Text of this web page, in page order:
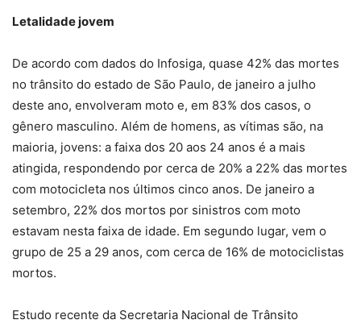
Letalidade jovem
De acordo com dados do Infosiga, quase 42% das mortes
no trânsito do estado de São Paulo, de janeiro a julho
deste ano, envolveram moto e, em 83% dos casos, o
gênero masculino. Além de homens, as vítimas são, na
maioria, jovens: a faixa dos 20 aos 24 anos é a mais
atingida, respondendo por cerca de 20% a 22% das mortes
com motocicleta nos últimos cinco anos. De janeiro a
setembro, 22% dos mortos por sinistros com moto
estavam nesta faixa de idade. Em segundo lugar, vem o
grupo de 25 a 29 anos, com cerca de 16% de motociclistas
mortos.
Estudo recente da Secretaria Nacional de Trânsito